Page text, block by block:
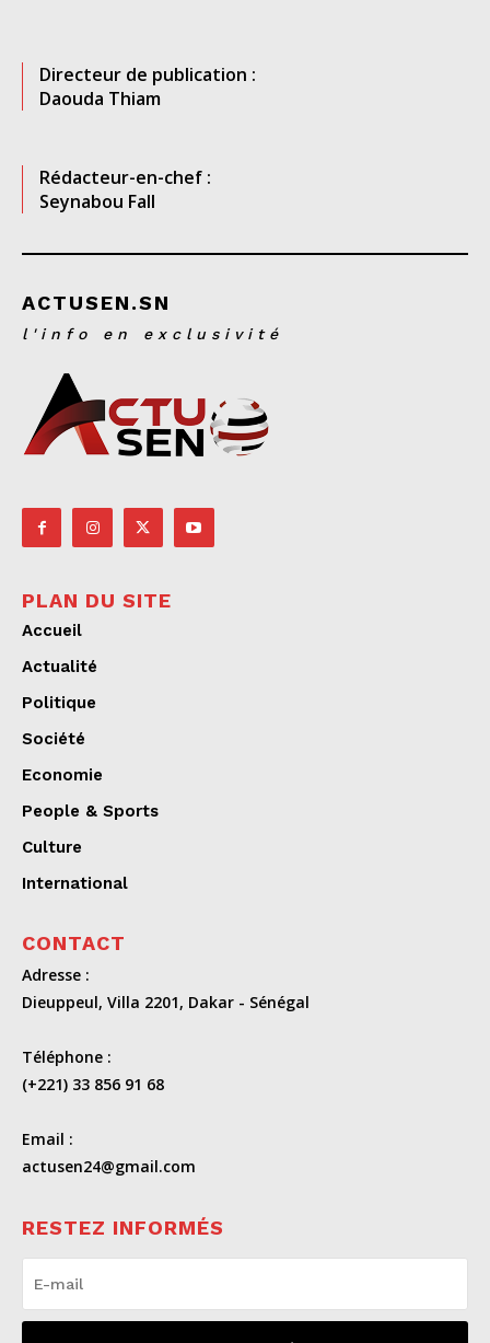
Directeur de publication :
Daouda Thiam
Rédacteur-en-chef :
Seynabou Fall
ACTUSEN.SN
l'info en exclusivité
PLAN DU SITE
Accueil
Actualité
Politique
Société
Economie
People & Sports
Culture
International
CONTACT
Adresse :
Dieuppeul, Villa 2201, Dakar - Sénégal
Téléphone :
(+221) 33 856 91 68
Email :
actusen24@gmail.com
RESTEZ INFORMÉS